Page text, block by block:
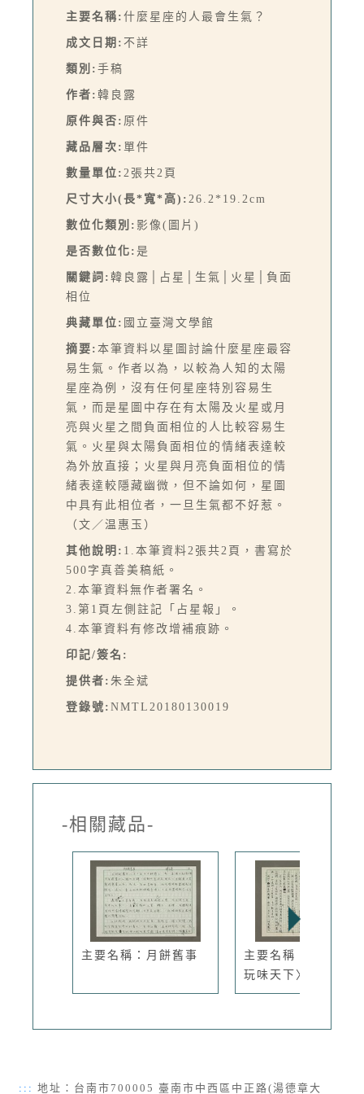
主要名稱: 什麼星座的人最會生氣？
成文日期: 不詳
類別: 手稿
作者: 韓良露
原件與否: 原件
藏品層次: 單件
數量單位: 2張共2頁
尺寸大小(長*寬*高): 26.2*19.2cm
數位化類別: 影像(圖片)
是否數位化: 是
關鍵詞: 韓良露│占星│生氣│火星│負面
相位
典藏單位: 國立臺灣文學館
摘要: 本筆資料以星圖討論什麼星座最容
易生氣。作者以為，以較為人知的太陽
星座為例，沒有任何星座特別容易生
氣，而是星圖中存在有太陽及火星或月
亮與火星之間負面相位的人比較容易生
氣。火星與太陽負面相位的情緒表達較
為外放直接；火星與月亮負面相位的情
緒表達較隱藏幽微，但不論如何，星圖
中具有此相位者，一旦生氣都不好惹。
（文／温惠玉）
其他說明: 1.本筆資料2張共2頁，書寫於
500字真善美稿紙。
2.本筆資料無作者署名。
3.第1頁左側註記「占星報」。
4.本筆資料有修改增補痕跡。
印記/簽名:
提供者: 朱全斌
登錄號: NMTL20180130019
-相關藏品-
主要名稱：月餅舊事
主要名稱：〈韓良露
玩味天下〉...
::: 地址：台南市700005 臺南市中西區中正路(湯德章大